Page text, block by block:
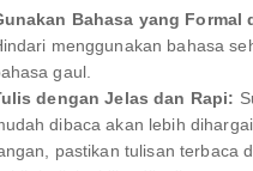
Bahasa yang Formal
menggunakan bahasa
gaul.
dengan Jelas dan Rapi:
dibaca akan lebih
pastikan tulisan terbaca